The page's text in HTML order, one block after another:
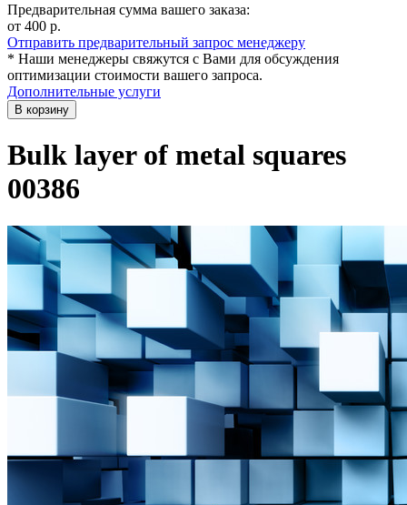
Предварительная сумма вашего заказа:
от 400 р.
Отправить предварительный запрос менеджеру
* Наши менеджеры свяжутся с Вами для обсуждения
оптимизации стоимости вашего запроса.
Дополнительные услуги
В корзину
Bulk layer of metal squares
00386